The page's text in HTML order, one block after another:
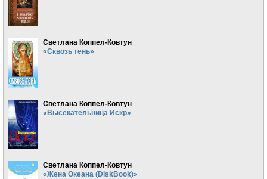
Светлана Коппел-Ковтун
«Сквозь тень»
Светлана Коппел-Ковтун
«Высекательница Искр»
Светлана Коппел-Ковтун
«Жена Океана (DiskBook)»